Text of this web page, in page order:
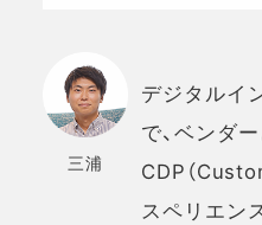
三浦
デジタルイ
で、ベンダ
CDP（
スペリエン